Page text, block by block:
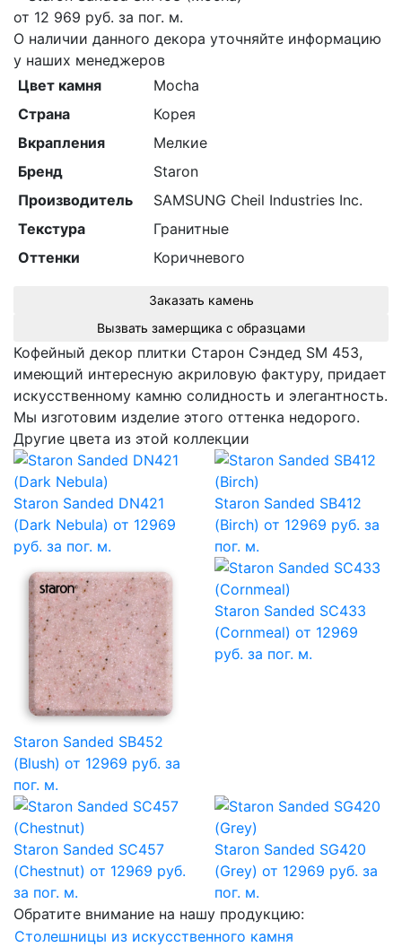
от 12 969 руб. за пог. м.
О наличии данного декора уточняйте информацию
у наших менеджеров
Цвет камня
Mocha
Страна
Корея
Вкрапления
Мелкие
Бренд
Staron
Производитель
SAMSUNG Cheil Industries Inc.
Текстура
Гранитные
Оттенки
Коричневого
Заказать камень
Вызвать замерщика с образцами
Кофейный декор плитки Cтарон Cэндед SM 453,
имеющий интересную акриловую фактуру, придает
искусственному камню солидность и элегантность.
Мы изготовим изделие этого оттенка недорого.
Другие цвета из этой коллекции
Staron Sanded DN421
(Dark Nebula) от 12969
руб. за пог. м.
Staron Sanded SB412
(Birch) от 12969 руб. за
пог. м.
Staron Sanded SB452
(Blush) от 12969 руб. за
пог. м.
Staron Sanded SC433
(Cornmeal) от 12969
руб. за пог. м.
Staron Sanded SC457
(Chestnut) от 12969 руб.
за пог. м.
Staron Sanded SG420
(Grey) от 12969 руб. за
пог. м.
Обратите внимание на нашу продукцию:
Столешницы из искусственного камня